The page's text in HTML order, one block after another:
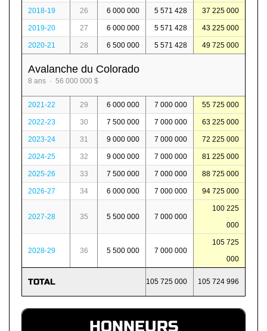
2018-19 26 6 000 000 5 571 428 37 225 000
2019-20 27 6 000 000 5 571 428 43 225 000
2020-21 28 6 500 000 5 571 428 49 725 000
Avalanche du Colorado
8 ans · 56 000 000 $
2021-22 29 6 000 000 7 000 000 55 725 000
2022-23 30 7 500 000 7 000 000 63 225 000
2023-24 31 9 000 000 7 000 000 72 225 000
2024-25 32 9 000 000 7 000 000 81 225 000
2025-26 33 7 500 000 7 000 000 88 725 000
2026-27 34 6 000 000 7 000 000 94 725 000
2027-28 35 5 500 000 7 000 000
100 225
000
2028-29 36 5 500 000 7 000 000
105 725
000
TOTAL 105 725 000 105 724 996
HONNEURS